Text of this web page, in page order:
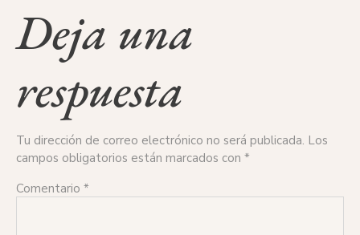
Deja una
respuesta
Tu dirección de correo electrónico no será publicada. Los
campos obligatorios están marcados con *
Comentario *